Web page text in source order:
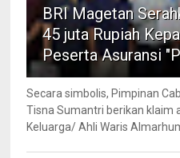
BRI Magetan
45 juta Rupiah
Peserta Asuransi
Secara simbolis, Pimpinan
Tisna Sumantri berikan klaim
Keluarga/ Ahli Waris